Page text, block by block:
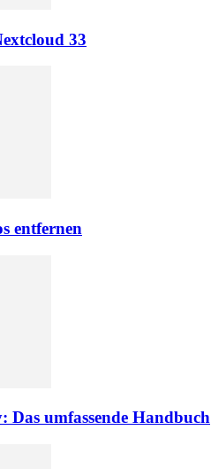
33
entfernen
Das umfassende Handbuch